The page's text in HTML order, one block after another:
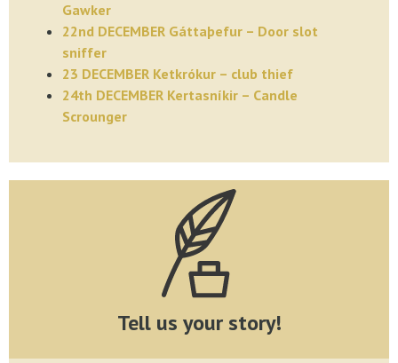
Gawker
22nd DECEMBER Gáttaþefur – Door slot
sniffer
23 DECEMBER Ketkrókur – club thief
24th DECEMBER Kertasníkir – Candle
Scrounger
Tell us your story!